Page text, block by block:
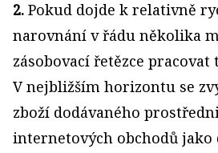
2. Pokud dojde k relativně
narovnání v řádu několika
zásobovací řetězce pracovat
V nejbližším horizontu se
zboží dodávaného
internetových obchodů jako